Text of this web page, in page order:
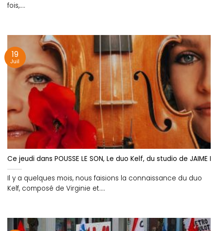
fois,....
Ce jeudi dans POUSSE LE SON, Le duo Kelf, du studio de JAIME
Il y a quelques mois, nous faisions la connaissance du duo
Kelf, composé de Virginie et....
19
Juil